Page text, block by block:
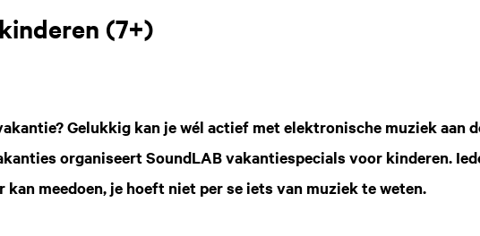
(7+)
Gelukkig kan je wél actief met elektronische muziek aan
organiseert SoundLAB vakantiespecials voor kinderen.
kan meedoen, je hoeft niet per se iets van muziek te weten.